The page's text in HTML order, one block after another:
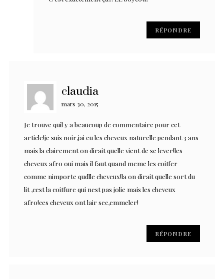
RÉPONDRE
claudia
mars 30, 2015
Je trouve quil y a beaucoup de commentaire pour cet
article!je suis noir,jai eu les cheveux naturelle pendant 3 ans
mais la clairement on dirait quelle vient de se lever!les
cheveux afro oui mais il faut quand meme les coiffer
comme nimporte qudlle cheveux!la on dirait quelle sort du
lit ,cest la coiffure qui nest pas jolie mais les cheveux
afro!ces cheveux ont lair sec,emmeler!
RÉPONDRE